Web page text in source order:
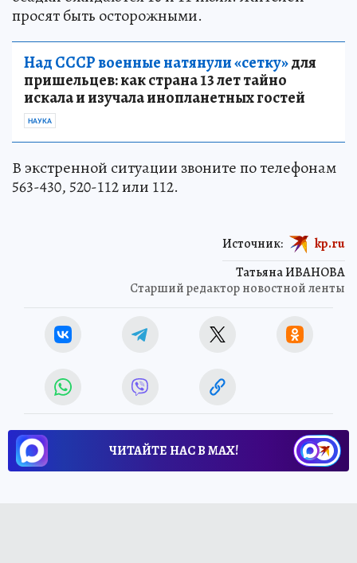
просят быть осторожными.
Над СССР военные натянули «сетку»для
пришельцев: как страна 13 лет тайно
искала и изучала инопланетных гостей
НАУКА
В экстренной ситуации звоните по телефонам
563-430, 520-112 или 112.
Татьяна ИВАНОВА
Старший редактор новостной ленты
Источник: kp.ru
ЧИТАЙТЕ НАС В МАХ!